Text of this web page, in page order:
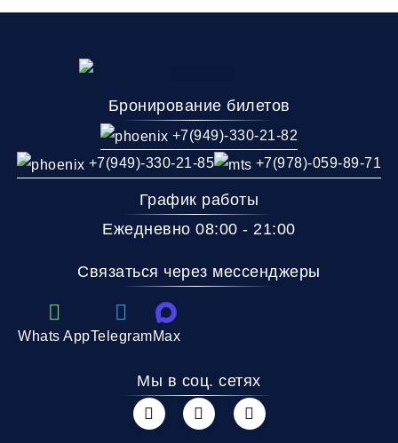
Бронирование билетов
+7(949)-330-21-82
+7(949)-330-21-85
+7(978)-059-89-71
График работы
Ежедневно 08:00 - 21:00
Связаться через мессенджеры
Whats AppTelegramMax
Мы в соц. сетях